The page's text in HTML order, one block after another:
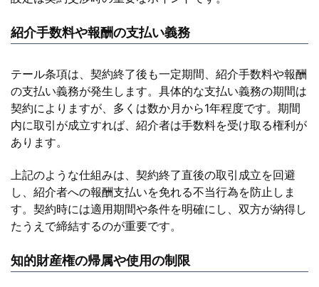
紹介手数料や報酬の支払い義務
テール条項は、契約終了後も一定期間、紹介手数料や報酬
の支払い義務が発生します。具体的な支払い義務の期間は
契約によりますが、多くは数か月から1年程度です。期間
内に取引が成立すれば、紹介者は手数料を受け取る権利が
あります。
上記のような仕組みは、契約終了直後の取引成立を回避
し、紹介者への報酬支払いを免れる不当行為を防止しま
す。契約時には適用期間や条件を明確にし、双方が納得し
たうえで締結するのが重要です。
知的財産権の帰属や使用の制限